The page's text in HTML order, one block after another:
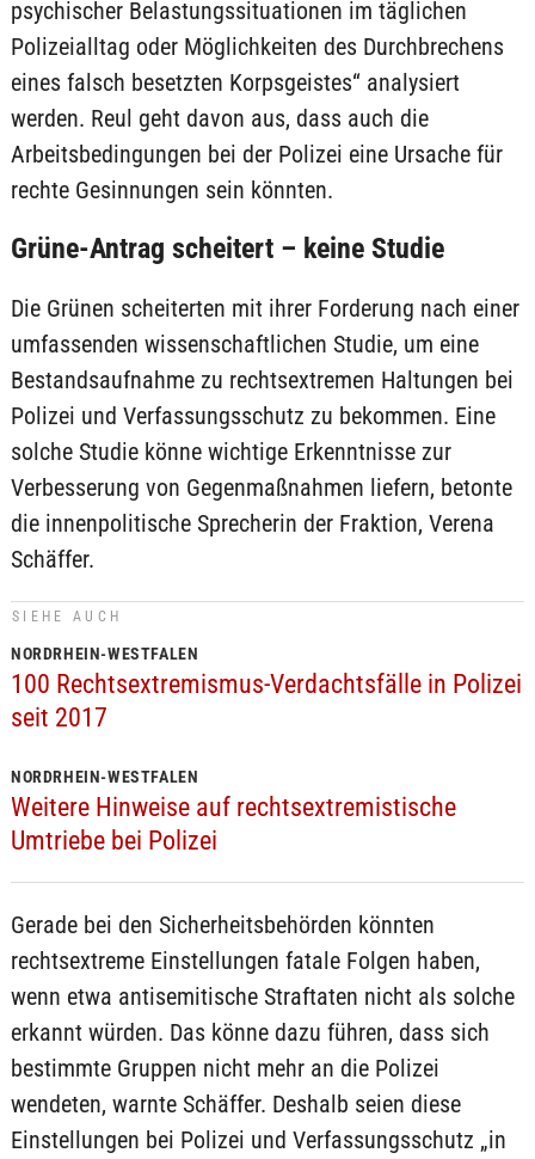
psychischer Belastungssituationen im täglichen
Polizeialltag oder Möglichkeiten des Durchbrechens
eines falsch besetzten Korpsgeistes“ analysiert
werden. Reul geht davon aus, dass auch die
Arbeitsbedingungen bei der Polizei eine Ursache für
rechte Gesinnungen sein könnten.
Grüne-Antrag scheitert – keine Studie
Die Grünen scheiterten mit ihrer Forderung nach einer
umfassenden wissenschaftlichen Studie, um eine
Bestandsaufnahme zu rechtsextremen Haltungen bei
Polizei und Verfassungsschutz zu bekommen. Eine
solche Studie könne wichtige Erkenntnisse zur
Verbesserung von Gegenmaßnahmen liefern, betonte
die innenpolitische Sprecherin der Fraktion, Verena
Schäffer.
SIEHE AUCH
NORDRHEIN-WESTFALEN
100 Rechtsextremismus-Verdachtsfälle in Polizei
seit 2017
NORDRHEIN-WESTFALEN
Weitere Hinweise auf rechtsextremistische
Umtriebe bei Polizei
Gerade bei den Sicherheitsbehörden könnten
rechtsextreme Einstellungen fatale Folgen haben,
wenn etwa antisemitische Straftaten nicht als solche
erkannt würden. Das könne dazu führen, dass sich
bestimmte Gruppen nicht mehr an die Polizei
wendeten, warnte Schäffer. Deshalb seien diese
Einstellungen bei Polizei und Verfassungsschutz „in